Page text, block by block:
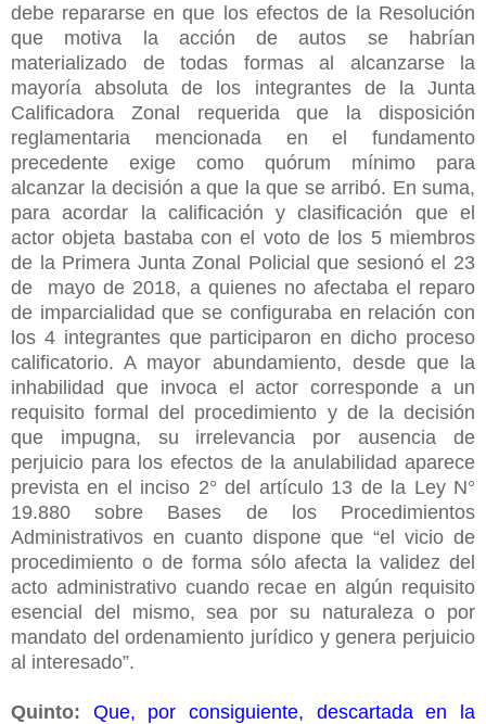
debe repararse en que los efectos de la Resolución
que motiva la acción de autos se habrían
materializado de todas formas al alcanzarse la
mayoría absoluta de los integrantes de la Junta
Calificadora Zonal requerida que la disposición
reglamentaria mencionada en el fundamento
precedente exige como quórum mínimo para
alcanzar la decisión a que la que se arribó. En suma,
para acordar la calificación y clasificación que el
actor objeta bastaba con el voto de los 5 miembros
de la Primera Junta Zonal Policial que sesionó el 23
de
mayo de 2018, a quienes no afectaba el reparo
de imparcialidad que se configuraba en relación con
los 4 integrantes que participaron en dicho proceso
calificatorio. A mayor abundamiento, desde que la
inhabilidad que invoca el actor corresponde a un
requisito formal del procedimiento y de la decisión
que impugna, su irrelevancia por ausencia de
perjuicio para los efectos de la anulabilidad aparece
prevista en el inciso 2° del artículo 13 de la Ley N°
19.880 sobre Bases de los Procedimientos
Administrativos en cuanto dispone que “el vicio de
procedimiento o de forma sólo afecta la validez del
acto administrativo cuando recae en algún requisito
esencial del mismo, sea por su naturaleza o por
mandato del ordenamiento jurídico y genera perjuicio
al interesado”.
Quinto:
Que, por consiguiente, descartada en la